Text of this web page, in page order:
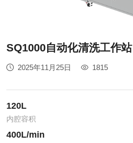
SQ1000自动化清洗工作站
2025年11月25日 1815
120L
内腔容积
400L/min